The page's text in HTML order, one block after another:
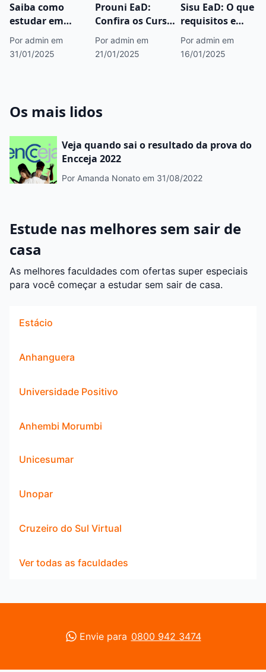
Saiba como
estudar em
faculdades online
gratuitas
Por admin em
31/01/2025
Prouni EaD:
Confira os Cursos
a Distância
disponíveis!
Por admin em
21/01/2025
Sisu EaD: O que é,
requisitos e
cursos a
distância!
Por admin em
16/01/2025
Os mais lidos
Veja quando sai o resultado da prova do
Encceja 2022
Por Amanda Nonato em 31/08/2022
Estude nas melhores sem sair de
casa
As melhores faculdades com ofertas super especiais
para você começar a estudar sem sair de casa.
Estácio
Anhanguera
Universidade Positivo
Anhembi Morumbi
Unicesumar
Unopar
Cruzeiro do Sul Virtual
Ver todas as faculdades
Envie para 0800 942 3474